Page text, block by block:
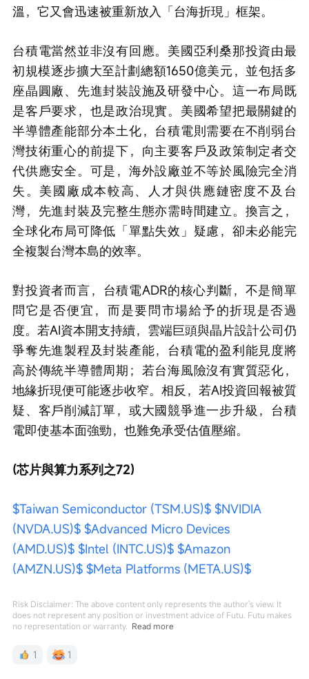
溫，它又會迅速被重新放入「台海折現」框架。
台積電當然並非沒有回應。美國亞利桑那投資由最
初規模逐步擴大至計劃總額1650億美元，並包括多
座晶圓廠、先進封裝設施及研發中心。這一布局既
是客戶要求，也是政治現實。美國希望把最關鍵的
半導體產能部分本土化，台積電則需要在不削弱台
灣技術重心的前提下，向主要客戶及政策制定者交
代供應安全。可是，海外設廠並不等於風險完全消
失。美國廠成本較高、人才與供應鏈密度不及台
灣，先進封裝及完整生態亦需時間建立。換言之，
全球化布局可降低「單點失效」疑慮，卻未必能完
全複製台灣本島的效率。
對投資者而言，台積電ADR的核心判斷，不是簡單
問它是否便宜，而是要問市場給予的折現是否過
度。若AI資本開支持續，雲端巨頭與晶片設計公司仍
爭奪先進製程及封裝產能，台積電的盈利能見度將
高於傳統半導體周期；若台海風險沒有實質惡化，
地緣折現便可能逐步收窄。相反，若AI投資回報被質
疑、客戶削減訂單，或大國競爭進一步升級，台積
電即使基本面強勁，也難免承受估值壓縮。
(芯片與算力系列之72)
$Taiwan Semiconductor (TSM.US)$ $NVIDIA
(NVDA.US)$ $Advanced Micro Devices
(AMD.US)$ $Intel (INTC.US)$ $Amazon
(AMZN.US)$ $Meta Platforms (META.US)$
Risk Disclaimer: The above content only represents the author's view. It
does not represent any position or investment advice of Futu. Futu makes
no representation or warranty. Read more
1 1